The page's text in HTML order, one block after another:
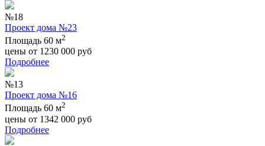
№18
Проект дома №23
Площадь 60 м2
цены от 1230 000 руб
Подробнее
№13
Проект дома №16
Площадь 60 м2
цены от 1342 000 руб
Подробнее